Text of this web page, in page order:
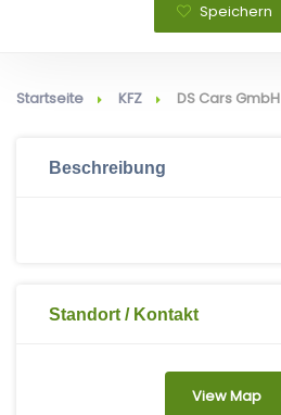
Speichern
Startseite KFZ DS Cars GmbH
Beschreibung
Standort / Kontakt
View Map